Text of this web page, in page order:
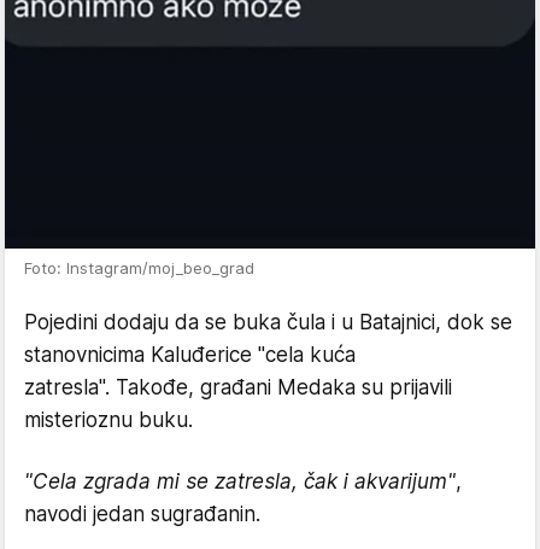
Foto: Instagram/moj_beo_grad
Pojedini dodaju da se buka čula i u Batajnici, dok se
stanovnicima Kaluđerice "cela kuća
zatresla". Takođe, građani Medaka su prijavili
misterioznu buku.
"Cela zgrada mi se zatresla, čak i akvarijum",
navodi jedan sugrađanin.